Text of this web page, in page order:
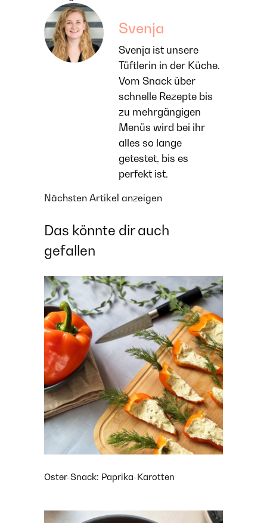
Svenja
Svenja ist unsere
Tüftlerin in der Küche.
Vom Snack über
schnelle Rezepte bis
zu mehrgängigen
Menüs wird bei ihr
alles so lange
getestet, bis es
perfekt ist.
Nächsten Artikel anzeigen
Das könnte dir auch
gefallen
Oster-Snack: Paprika-Karotten